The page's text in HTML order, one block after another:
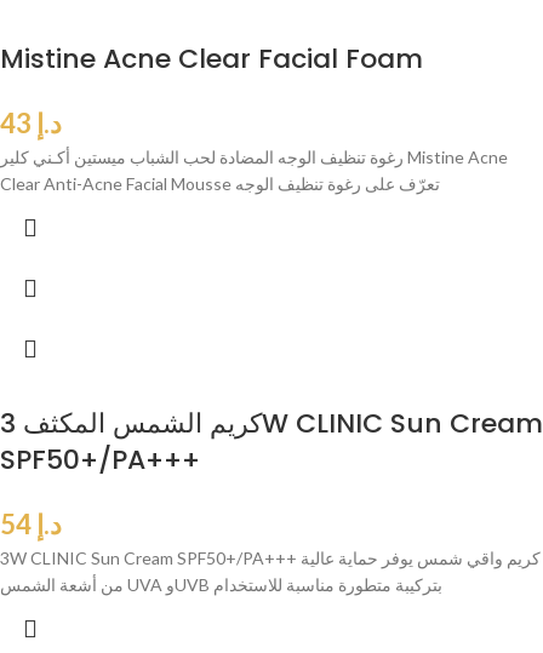
Mistine Acne Clear Facial Foam
د.إ
رغوة تنظيف الوجه المضادة لحب الشباب ميستين أكـني كلير Mistine Acne
Clear Anti-Acne Facial Mousse تعرّف على رغوة تنظيف الوجه
كريم الشمس المكثف 3W CLINIC Sun Cream
SPF50+/PA+++
د.إ
3W CLINIC Sun Cream SPF50+/PA+++ كريم واقي شمس يوفر حماية عالية
من أشعة الشمس UVA وUVB بتركيبة متطورة مناسبة للاستخدام